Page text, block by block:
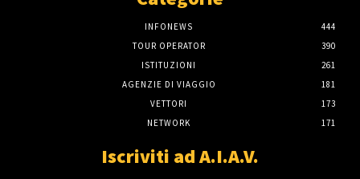
INFONEWS
444
TOUR OPERATOR
390
ISTITUZIONI
261
AGENZIE DI VIAGGIO
181
VETTORI
173
NETWORK
171
Iscriviti ad A.I.A.V.